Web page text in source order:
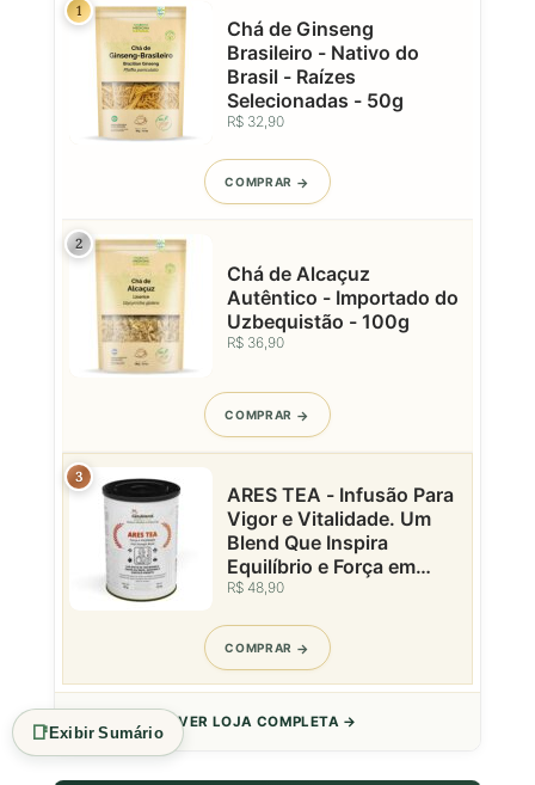
1
Chá de Ginseng
Brasileiro - Nativo do
Brasil - Raízes
Selecionadas - 50g
R$ 32,90
COMPRAR
2
Chá de Alcaçuz
Autêntico - Importado do
Uzbequistão - 100g
R$ 36,90
COMPRAR
3
ARES TEA - Infusão Para
Vigor e Vitalidade. Um
Blend Que Inspira
Equilíbrio e Força em
R$ 48,90
COMPRAR
VER LOJA COMPLETA →
📑Exibir Sumário